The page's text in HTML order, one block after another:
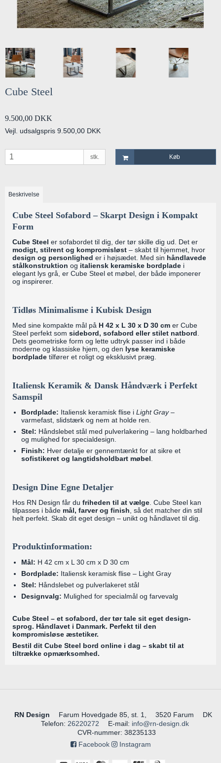
Cube Steel
9.500,00 DKK
Vejl. udsalgspris 9.500,00 DKK
stk. Køb
Beskrivelse
Cube Steel Sofabord – Skarpt Design i Kompakt
Form
Cube Steel er sofabordet til dig, der tør skille dig ud. Det er
modigt, stilrent og kompromisløst – skabt til hjemmet, hvor
design og personlighed er i højsædet. Med sin håndlavede
stålkonstruktion og italiensk keramiske bordplade i
elegant lys grå, er Cube Steel et møbel, der både imponerer
og inspirerer.
Tidløs Minimalisme i Kubisk Design
Med sine kompakte mål på H 42 x L 30 x D 30 cm er Cube
Steel perfekt som sidebord, sofabord eller stilet natbord
Dets geometriske form og lette udtryk passer ind i både
moderne og klassiske hjem, og den lyse keramiske
bordplade tilfører et roligt og eksklusivt præg.
Italiensk Keramik & Dansk Håndværk i Perfekt
Samspil
Bordplade: Italiensk keramisk flise i Light Gray–
varmefast, slidstærk og nem at holde ren.
Stel: Håndslebet stål med pulverlakering – lang holdbarhed
og mulighed for specialdesign.
Finish: Hver detalje er gennemtænkt for at sikre et
sofistikeret og langtidsholdbart møbel
Design Dine Egne Detaljer
Hos RN Design får du friheden til at vælge . Cube Steel kan
tilpasses i både mål, farver og finish , så det matcher din stil
helt perfekt. Skab dit eget design – unikt og håndlavet til dig.
Produktinformation:
Mål: H 42 cm x L 30 cm x D 30 cm
Bordplade: Italiensk keramisk flise – Light Gray
Stel: Håndslebet og pulverlakeret stål
Designvalg: Mulighed for specialmål og farvevalg
Cube Steel – et sofabord, der tør tale sit eget design-
sprog. Håndlavet i Danmark. Perfekt til den
kompromisløse æstetiker.
Bestil dit Cube Steel bord online i dag – skabt til at
tiltrække opmærksomhed.
RN Design Farum Hovedgade 85, st. 1, 3520 Farum
DK
Telefon: 26220272 E-mail: info@rn-design.dk
CVR-nummer: 38235133
Facebook
Instagram